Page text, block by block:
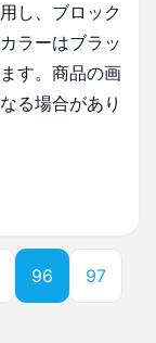
し、ブロック
ラーはブラッ
す。商品の画
る場合があり
96 97